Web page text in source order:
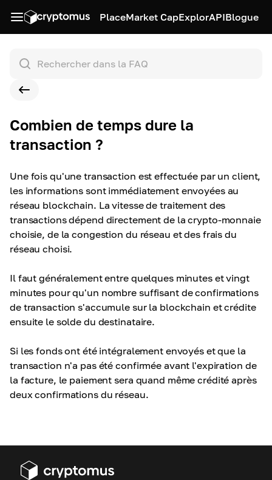
PlaceMarket CapExplorAPIBlogue
Combien de temps dure la
transaction ?
Une fois qu'une transaction est effectuée par un client,
les informations sont immédiatement envoyées au
réseau blockchain. La vitesse de traitement des
transactions dépend directement de la crypto-monnaie
choisie, de la congestion du réseau et des frais du
réseau choisi.
Il faut généralement entre quelques minutes et vingt
minutes pour qu'un nombre suffisant de confirmations
de transaction s'accumule sur la blockchain et crédite
ensuite le solde du destinataire.
Si les fonds ont été intégralement envoyés et que la
transaction n'a pas été confirmée avant l'expiration de
la facture, le paiement sera quand même crédité après
deux confirmations du réseau.